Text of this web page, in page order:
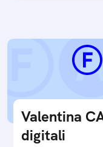
Valentina
digitali